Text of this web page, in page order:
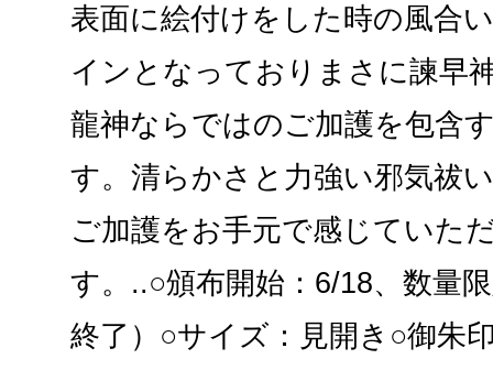
表面に絵付けをした時の風合
インとなっておりまさに諫早
龍神ならではのご加護を包含
す。清らかさと力強い邪気祓
ご加護をお手元で感じていた
す。..○頒布開始：6/18、数量
終了）○サイズ：見開き○御朱